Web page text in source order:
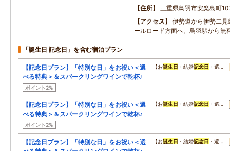
住所
三重県鳥羽市安楽島町
アクセス
伊勢道から伊勢二
ールロード方面へ。鳥羽駅から無
「誕生日 記念日」を含む宿泊プラン
【記念日プラン】「特別な日」をお祝い＜選
べる特典＞＆スパークリングワインで乾杯♪
ポイント2%
【お誕生日 ・結婚記念日 ・還…
【記念日プラン】「特別な日」をお祝い＜選
べる特典＞＆スパークリングワインで乾杯♪
ポイント2%
【お誕生日 ・結婚記念日 ・還…
【記念日プラン】「特別な日」をお祝い＜選
【お誕生日 ・結婚記念日 ・還…